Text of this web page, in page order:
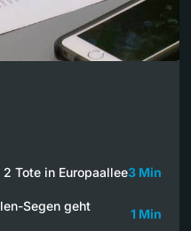
Tote in Europaallee3 Min
Segen geht
1 Min